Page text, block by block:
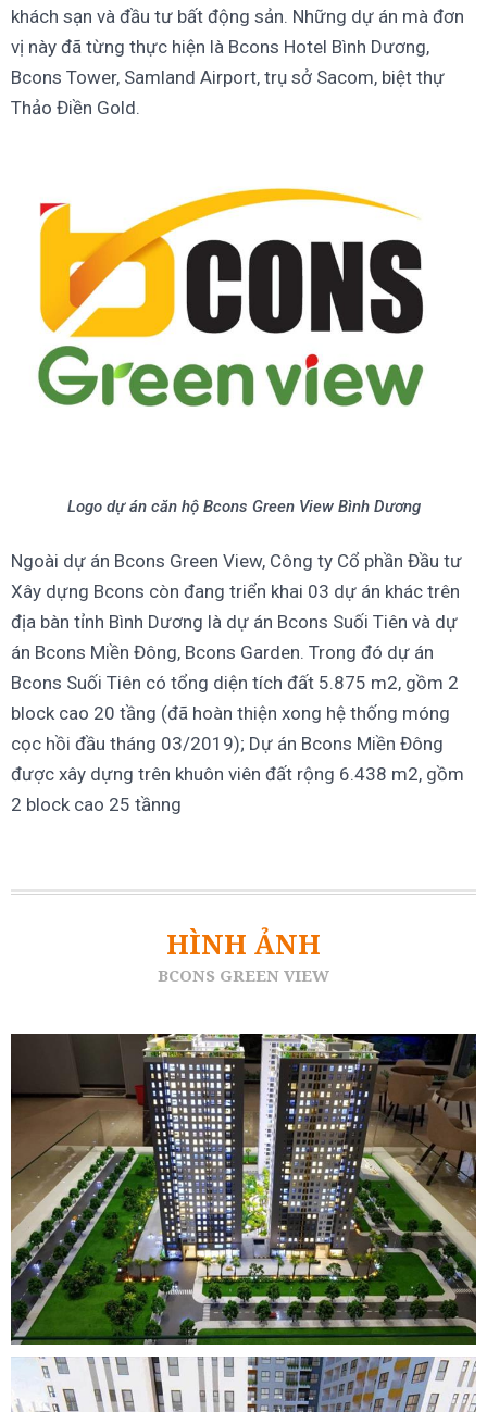
khách sạn và đầu tư bất động sản. Những dự án mà đơn
vị này đã từng thực hiện là Bcons Hotel Bình Dương,
Bcons Tower, Samland Airport, trụ sở Sacom, biệt thự
Thảo Điền Gold.
Logo dự án căn hộ Bcons Green View Bình Dương
Ngoài dự án Bcons Green View, Công ty Cổ phần Đầu tư
Xây dựng Bcons còn đang triển khai 03 dự án khác trên
địa bàn tỉnh Bình Dương là dự án Bcons Suối Tiên và dự
án Bcons Miền Đông, Bcons Garden. Trong đó dự án
Bcons Suối Tiên có tổng diện tích đất 5.875 m2, gồm 2
block cao 20 tầng (đã hoàn thiện xong hệ thống móng
cọc hồi đầu tháng 03/2019); Dự án Bcons Miền Đông
được xây dựng trên khuôn viên đất rộng 6.438 m2, gồm
2 block cao 25 tầnng
HÌNH ẢNH
BCONS GREEN VIEW